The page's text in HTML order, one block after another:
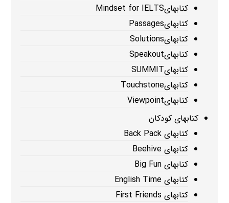
کتابهایMindset for IELTS
کتابهایPassages
کتابهایSolutions
کتابهایSpeakout
کتابهایSUMMIT
کتابهایTouchstone
کتابهایViewpoint
کتابهای کودکان
کتابهای Back Pack
کتابهای Beehive
کتابهای Big Fun
کتابهای English Time
کتابهای First Friends